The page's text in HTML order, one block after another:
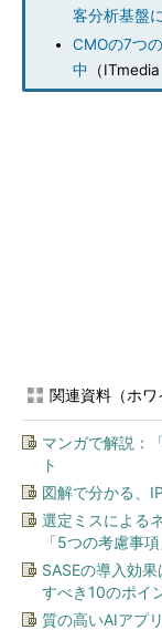
客分析基盤
CMOの7つ
中 （
関連資料（ホワ
マンガで解説：
ト
図解で分かる、
選定ミスによる
「5つの考慮事項
SASEの導入効
すべき10のポイ
質の高いAIアプ